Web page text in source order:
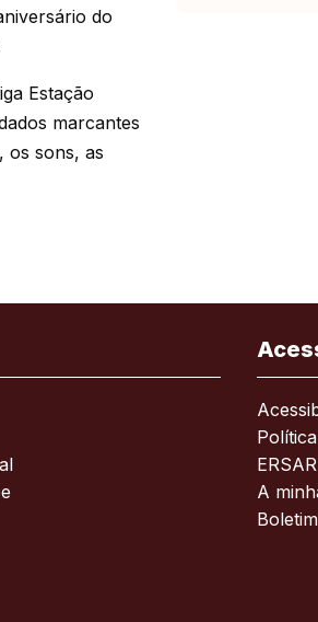
do
Estação
marcantes
os sons, as
A